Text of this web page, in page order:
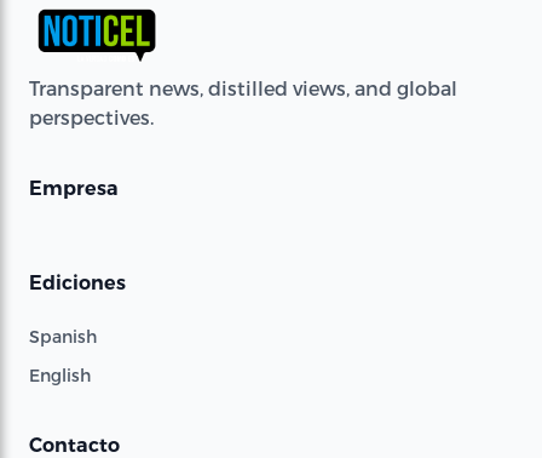
Transparent news, distilled views, and global
perspectives.
Empresa
Ediciones
Spanish
English
Contacto